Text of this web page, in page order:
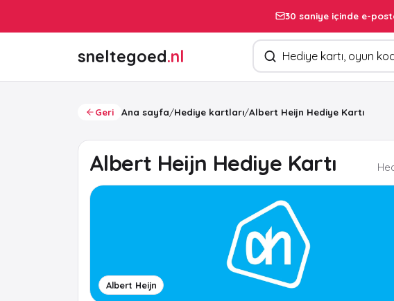
30 saniye içinde e-
sneltegoed.nl Ürün arayın
Geri Ana sayfa/Hediye kartları/Albert Heijn Hediye Kartı
Albert Heijn Hediye Kartı
Albert Heijn